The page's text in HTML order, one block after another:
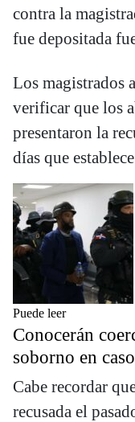
contra la
fue depositada
Los magistrados
verificar que los
presentaron la
días que
Puede leer
Conocerán
soborno en
Cabe recordar
recusada el